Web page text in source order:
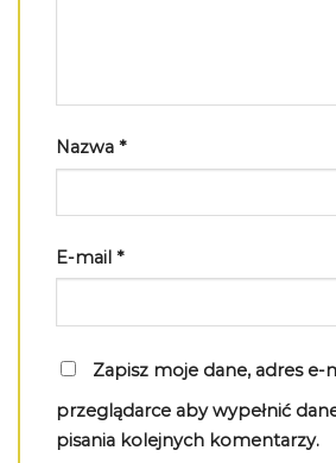
Nazwa *
E-mail *
Zapisz moje dane, adres e-
przeglądarce aby wypełnić
pisania kolejnych komentarzy.